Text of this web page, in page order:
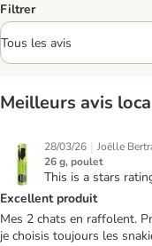
Filtrer
Meilleurs avis
28/03/26 | Joëlle
26 g, poulet
This is a stars
Excellent produit
Mes 2 chats en raffolent.
je choisis toujours les